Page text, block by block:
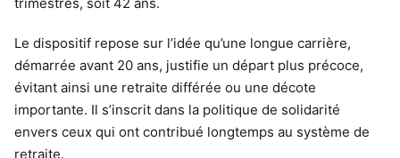
Le dispositif repose sur l’idée qu’une longue carrière,
démarrée avant 20 ans, justifie un départ plus précoce,
évitant ainsi une retraite différée ou une décote
importante. Il s’inscrit dans la politique de solidarité
envers ceux qui ont contribué longtemps au système de
retraite.